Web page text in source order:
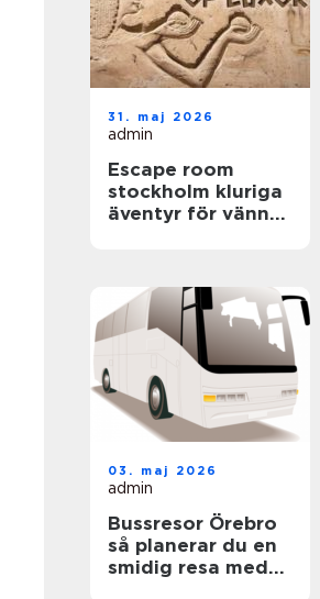
31. maj 2026
admin
Escape room
stockholm kluriga
äventyr för vänner,
03. maj 2026
admin
Bussresor Örebro
så planerar du en
smidig resa med